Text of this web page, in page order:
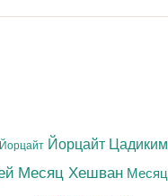
Йорцайт Йорцайт Цадиким
Месяц Хешван Месяц